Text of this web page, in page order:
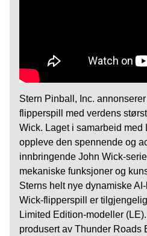
Stern Pinball, Inc.
flipperspill med verdens
Wick. Laget i samarbeid
oppleve den spennende og
innbringende John Wick-
mekaniske funksjoner og
Sterns helt nye dynamiske
Wick-flipperspill er
Limited Edition-modeller
produsert av Thunder Roads